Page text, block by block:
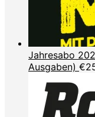
Jahresabo
Ausgaben) €